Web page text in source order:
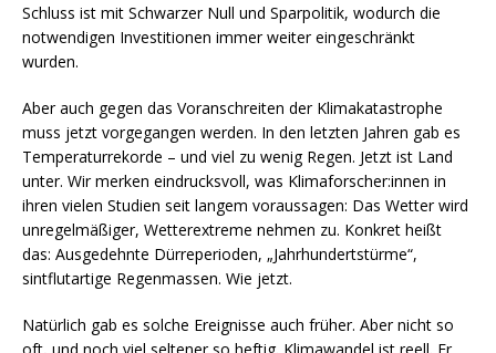
Schluss ist mit Schwarzer Null und Sparpolitik, wodurch die
notwendigen Investitionen immer weiter eingeschränkt
wurden.
Aber auch gegen das Voranschreiten der Klimakatastrophe
muss jetzt vorgegangen werden. In den letzten Jahren gab es
Temperaturrekorde – und viel zu wenig Regen. Jetzt ist Land
unter. Wir merken eindrucksvoll, was Klimaforscher:innen in
ihren vielen Studien seit langem voraussagen: Das Wetter wird
unregelmäßiger, Wetterextreme nehmen zu. Konkret heißt
das: Ausgedehnte Dürreperioden, „Jahrhundertstürme“,
sintflutartige Regenmassen. Wie jetzt.
Natürlich gab es solche Ereignisse auch früher. Aber nicht so
oft, und noch viel seltener so heftig. Klimawandel ist reell. Er